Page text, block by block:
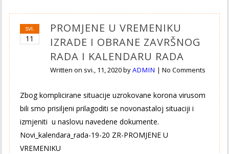
svi.
11
PROMJENE U VREMENIKU
IZRADE I OBRANE ZAVRŠNOG
RADA I KALENDARU RADA
Written on svi., 11, 2020byADMIN |No Comments
Zbog komplicirane situacije uzrokovane korona virusom
bili smo prisiljeni prilagoditi se novonastaloj situaciji i
izmjeniti u naslovu navedene dokumente.
Novi_kalendara_rada-19-20 ZR-PROMJENE U
VREMENIKU